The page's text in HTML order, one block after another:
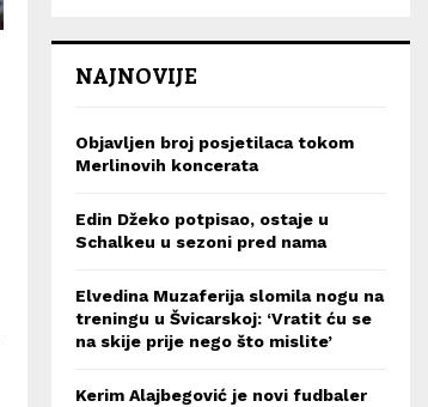
NAJNOVIJE
Objavljen broj posjetilaca tokom
Merlinovih koncerata
Edin Džeko potpisao, ostaje u
Schalkeu u sezoni pred nama
Elvedina Muzaferija slomila nogu na
treningu u Švicarskoj: ‘Vratit ću se
na skije prije nego što mislite’
Kerim Alajbegović je novi fudbaler